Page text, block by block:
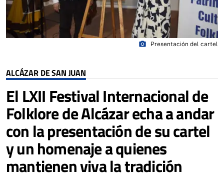
ALCÁZAR DE SAN JUAN
El LXII Festival Internacional de
Folklore de Alcázar echa a andar
con la presentación de su cartel
y un homenaje a quienes
mantienen viva la tradición
photo_camera Presentación del cartel